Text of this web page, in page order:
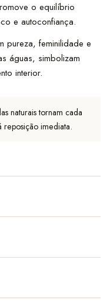
o equilíbrio
e autoconfiança.
pureza, feminilidade e
águas, simbolizam
interior.
naturais tornam cada
reposição imediata.